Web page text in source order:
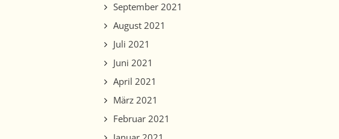
September 2021
August 2021
Juli 2021
Juni 2021
April 2021
März 2021
Februar 2021